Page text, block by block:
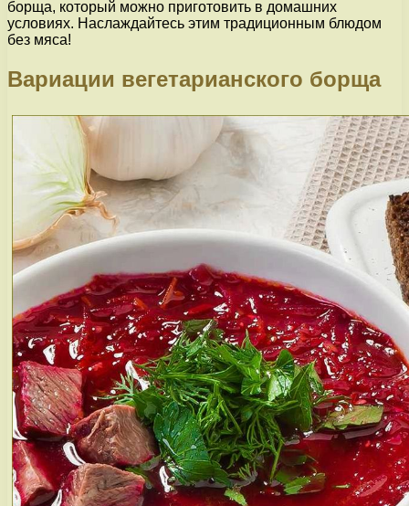
борща, который можно приготовить в домашних
условиях. Наслаждайтесь этим традиционным блюдом
без мяса!
Вариации вегетарианского борща